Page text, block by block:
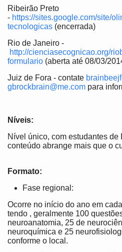
Ribeirão Preto
- https://sites.google.com/site/
tecnologicas (encerrada)
Rio de Janeiro -
http://cienciasecognicao.org/
formulario (aberta até 08/03/
Juiz de Fora - contate
gbrockbrain@me.com para
Níveis:
Nível único, com estudantes
conteúdo abrange mais que o
Formato:
Fase regional:
Ocorre no início do ano em
tendo , geralmente 100
neuroanatomia, 25 de
neuroquímica e 25
conforme o local.